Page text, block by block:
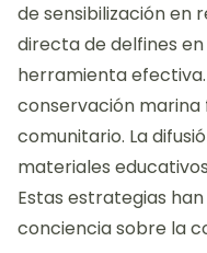
de sensibilización en
directa de delfines
herramienta
conservación
comunitario. La
materiales
Estas estrategias
conciencia sobre la